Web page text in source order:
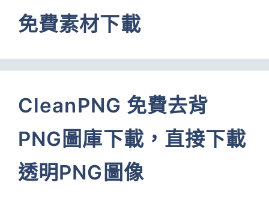
免費素材下載
CleanPNG 免費去背
PNG圖庫下載，直接下載
透明PNG圖像